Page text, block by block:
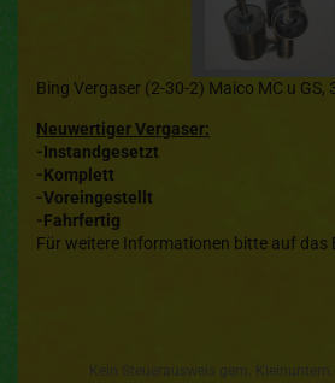
Bing Vergaser (2-30-2) Maico MC u GS,
Neuwertiger Vergaser:
-Instandgesetzt
-Komplett
-Voreingestellt
-Fahrfertig
Für weitere Informationen bitte auf das